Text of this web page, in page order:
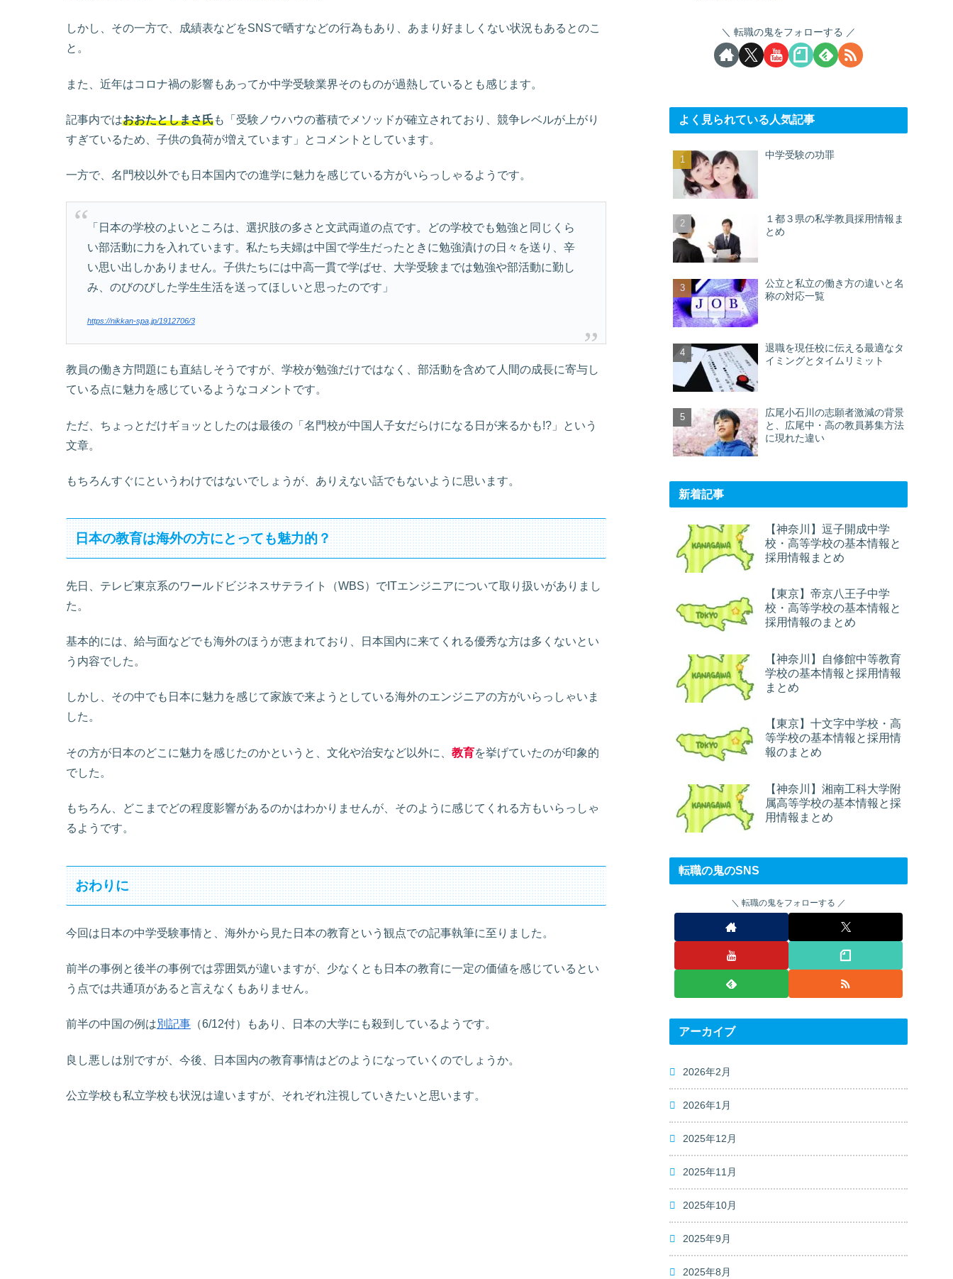
しかし、その一方で、成績表などをSNSで晒すなどの行為もあり、あまり好ましくない状況もあるとのこ
と。
また、近年はコロナ禍の影響もあってか中学受験業界そのものが過熱しているとも感じます。
記事内ではおおたとしまさ氏も「受験ノウハウの蓄積でメソッドが確立されており、競争レベルが上がり
すぎているため、子供の負荷が増えています」とコメントとしています。
一方で、名門校以外でも日本国内での進学に魅力を感じている方がいらっしゃるようです。
「日本の学校のよいところは、選択肢の多さと文武両道の点です。どの学校でも勉強と同じくら
い部活動に力を入れています。私たち夫婦は中国で学生だったときに勉強漬けの日々を送り、辛
い思い出しかありません。子供たちには中高一貫で学ばせ、大学受験までは勉強や部活動に勤し
み、のびのびした学生生活を送ってほしいと思ったのです」
https://nikkan-spa.jp/1912706/3
教員の働き方問題にも直結しそうですが、学校が勉強だけではなく、部活動を含めて人間の成長に寄与し
ている点に魅力を感じているようなコメントです。
ただ、ちょっとだけギョッとしたのは最後の「名門校が中国人子女だらけになる日が来るかも!?」という
文章。
もちろんすぐにというわけではないでしょうが、ありえない話でもないように思います。
日本の教育は海外の方にとっても魅力的？
先日、テレビ東京系のワールドビジネスサテライト（WBS）でITエンジニアについて取り扱いがありまし
た。
基本的には、給与面などでも海外のほうが恵まれており、日本国内に来てくれる優秀な方は多くないとい
う内容でした。
しかし、その中でも日本に魅力を感じて家族で来ようとしている海外のエンジニアの方がいらっしゃいま
した。
その方が日本のどこに魅力を感じたのかというと、文化や治安など以外に、 教育を挙げていたのが印象的
でした。
もちろん、どこまでどの程度影響があるのかはわかりませんが、そのように感じてくれる方もいらっしゃ
るようです。
おわりに
今回は日本の中学受験事情と、海外から見た日本の教育という観点での記事執筆に至りました。
前半の事例と後半の事例では雰囲気が違いますが、少なくとも日本の教育に一定の価値を感じているとい
う点では共通項があると言えなくもありません。
前半の中国の例は別記事 （6/12付）もあり、日本の大学にも殺到しているようです。
良し悪しは別ですが、今後、日本国内の教育事情はどのようになっていくのでしょうか。
公立学校も私立学校も状況は違いますが、それぞれ注視していきたいと思います。
転職の鬼をフォローする
よく見られている人気記事
中学受験の功罪
１都３県の私学教員採用情報ま
とめ
公立と私立の働き方の違いと名
称の対応一覧
退職を現任校に伝える最適なタ
イミングとタイムリミット
広尾小石川の志願者激減の背景
と、広尾中・高の教員募集方法
に現れた違い
新着記事
【神奈川】逗子開成中学
校・高等学校の基本情報と
採用情報まとめ
【東京】帝京八王子中学
校・高等学校の基本情報と
採用情報のまとめ
【神奈川】自修館中等教育
学校の基本情報と採用情報
まとめ
【東京】十文字中学校・高
等学校の基本情報と採用情
報のまとめ
【神奈川】湘南工科大学附
属高等学校の基本情報と採
用情報まとめ
転職の鬼のSNS
転職の鬼をフォローする
アーカイブ
2026年2月
2026年1月
2025年12月
2025年11月
2025年10月
2025年9月
2025年8月